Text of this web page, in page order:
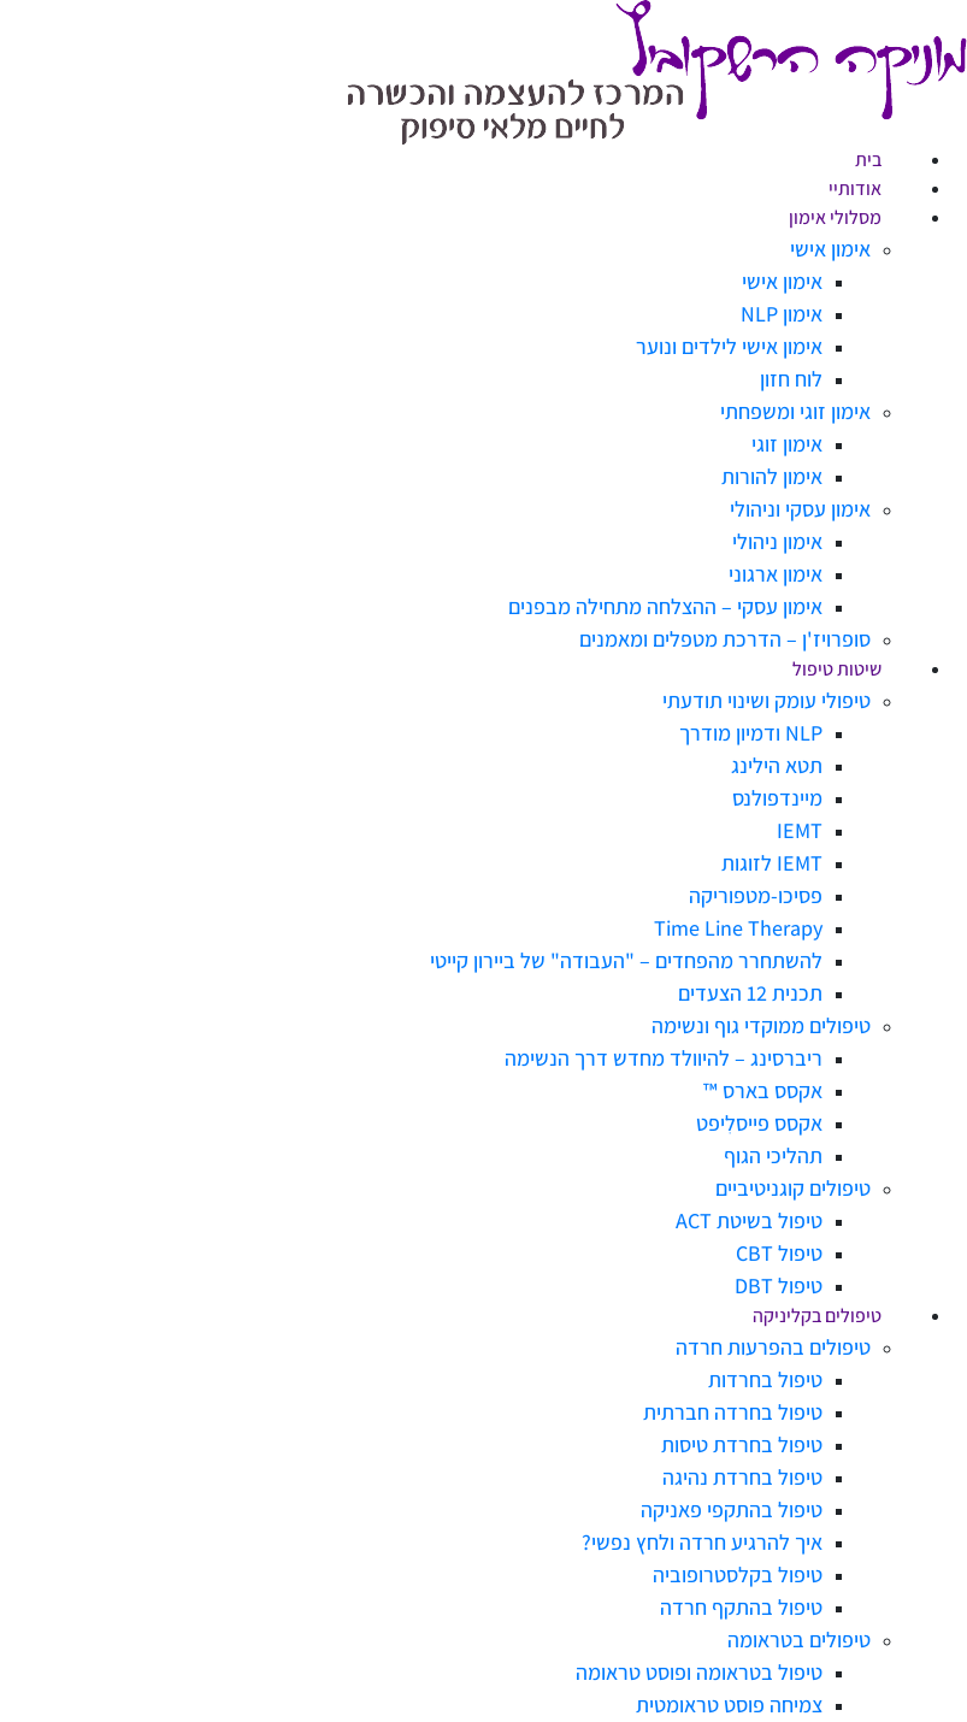
בית
אודותיי
מסלולי אימון
אימון אישי
אימון אישי
אימון NLP
אימון אישי לילדים ונוער
לוח חזון
אימון זוגי ומשפחתי
אימון זוגי
אימון להורות
אימון עסקי וניהולי
אימון ניהולי
אימון ארגוני
אימון עסקי – ההצלחה מתחילה מבפנים
סופרויז'ן – הדרכת מטפלים ומאמנים
שיטות טיפול
טיפולי עומק ושינוי תודעתי
NLP ודמיון מודרך
תטא הילינג
מיינדפולנס
IEMT
IEMT לזוגות
פסיכו-מטפוריקה
Time Line Therapy
להשתחרר מהפחדים – "העבודה" של ביירון קייטי
תכנית 12 הצעדים
טיפולים ממוקדי גוף ונשימה
ריברסינג – להיוולד מחדש דרך הנשימה
אקסס בארס ™
אקסס פייסלִיפט
תהליכי הגוף
טיפולים קוגניטיביים
טיפול בשיטת ACT
טיפול CBT
טיפול DBT
טיפולים בקליניקה
טיפולים בהפרעות חרדה
טיפול בחרדות
טיפול בחרדה חברתית
טיפול בחרדת טיסות
טיפול בחרדת נהיגה
טיפול בהתקפי פאניקה
איך להרגיע חרדה ולחץ נפשי?
טיפול בקלסטרופוביה
טיפול בהתקף חרדה
טיפולים בטראומה
טיפול בטראומה ופוסט טראומה
צמיחה פוסט טראומטית